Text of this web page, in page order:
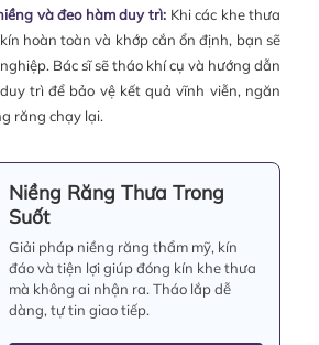
và đeo hàm duy trì: Khi các khe thưa
hoàn toàn và khớp cắn ổn định, bạn sẽ
Bác sĩ sẽ tháo khí cụ và hướng dẫn
trì để bảo vệ kết quả vĩnh viễn, ngăn
răng chạy lại.
Niềng Răng Thưa Trong
Suốt
Giải pháp niềng răng thẩm mỹ, kín
đáo và tiện lợi giúp đóng kín khe thưa
mà không ai nhận ra. Tháo lắp dễ
dàng, tự tin giao tiếp.